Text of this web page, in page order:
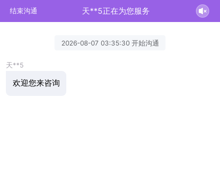
结束沟通 天**5正在为您服务
2026-08-07 03:35:30 开始沟通
天**5
欢迎您来咨询